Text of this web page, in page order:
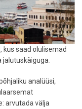
kus saad olulisemad
analüüsi,
arvutada välja